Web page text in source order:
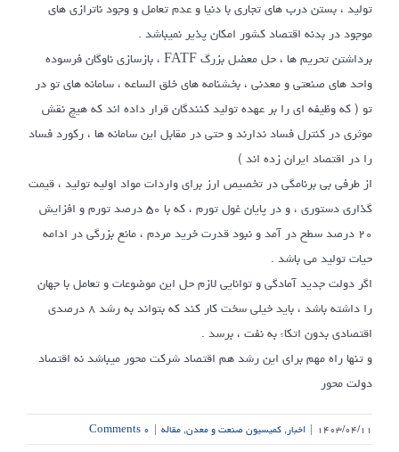
تولید ، بستن درب های تجاری با دنیا و عدم تعامل و وجود ناترازی های
موجود در بدنه اقتصاد کشور امکان پذیر نمیباشد .
برداشتن تحریم ها ، حل معضل بزرگ FATF ، بازسازی ناوگان فرسوده
واحد های صنعتی و معدنی ، بخشنامه های خلق الساعه ، سامانه های تو در
تو ( که وظیفه ای را بر عهده تولید کنندگان قرار داده اند که هیچ نقش
موثری در کنترل فساد ندارند و حتی در مقابل این سامانه ها ، رکورد فساد
را در اقتصاد ایران زده اند )
از طرفی بی برنامگی در تخصیص ارز برای واردات مواد اولیه تولید ، قیمت
گذاری دستوری ، و در پایان غول تورم ، که با ۵۰ درصد تورم و افزایش
۲۰ درصد سطح در آمد و نبود قدرت خرید مردم ، مانع بزرگی در ادامه
حیات تولید می باشد .
اگر دولت جدید آمادگی و توانایی لازم حل این موضوعات و تعامل با جهان
را داشته باشد ، باید خیلی سخت کار کند که بتواند به رشد ۸ درصدی
اقتصادی بدون اتکاء به نفت ، برسد .
و تنها راه مهم برای این رشد هم اقتصاد شرکت محور میباشد نه اقتصاد
دولت محور
۱۴۰۳/۰۴/۱۱ | اخبار,کمیسیون صنعت و معدن,مقاله | ۰ Comments